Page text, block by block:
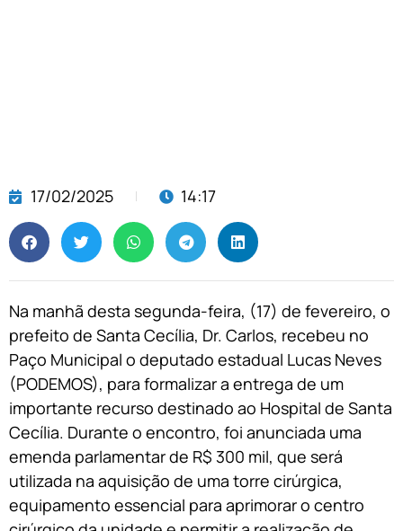
17/02/2025 14:17
Na manhã desta segunda-feira, (17) de fevereiro, o
prefeito de Santa Cecília, Dr. Carlos, recebeu no
Paço Municipal o deputado estadual Lucas Neves
(PODEMOS), para formalizar a entrega de um
importante recurso destinado ao Hospital de Santa
Cecília. Durante o encontro, foi anunciada uma
emenda parlamentar de R$ 300 mil, que será
utilizada na aquisição de uma torre cirúrgica,
equipamento essencial para aprimorar o centro